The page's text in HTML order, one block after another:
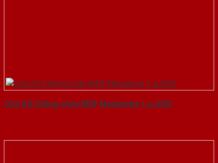
Cửa Gỗ Chống Cháy MDF Melamine 1-a-SGD